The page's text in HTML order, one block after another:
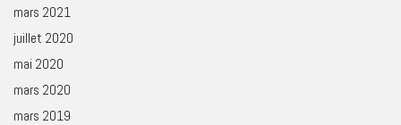
mars 2021
juillet 2020
mai 2020
mars 2020
mars 2019